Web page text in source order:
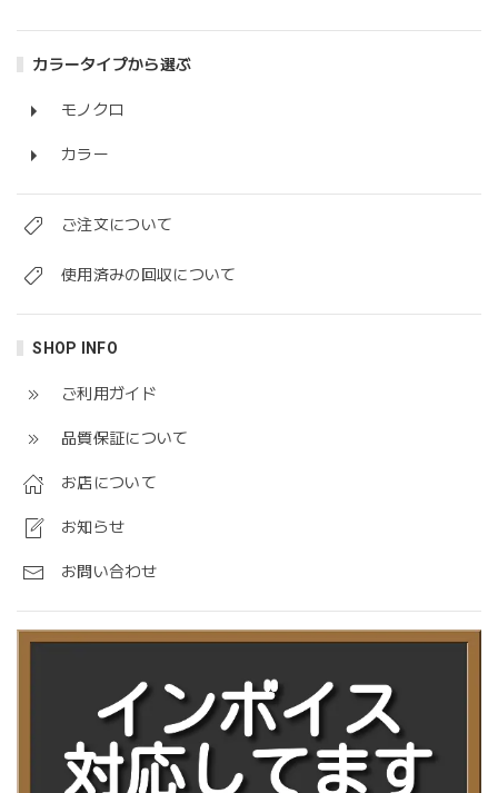
カラータイプから選ぶ
モノクロ
カラー
ご注文について
使用済みの回収について
SHOP INFO
ご利用ガイド
品質保証について
お店について
お知らせ
お問い合わせ